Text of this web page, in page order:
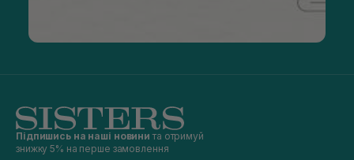
Підпишись на наші новини та отримуй
знижку 5% на перше замовлення